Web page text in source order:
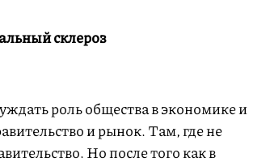
склероз
роль общества в экономике и
и рынок. Там, где не
Но после того как в